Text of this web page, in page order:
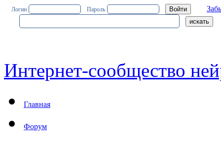
Логин Пароль
Интернет-сообщество
Главная
Форум